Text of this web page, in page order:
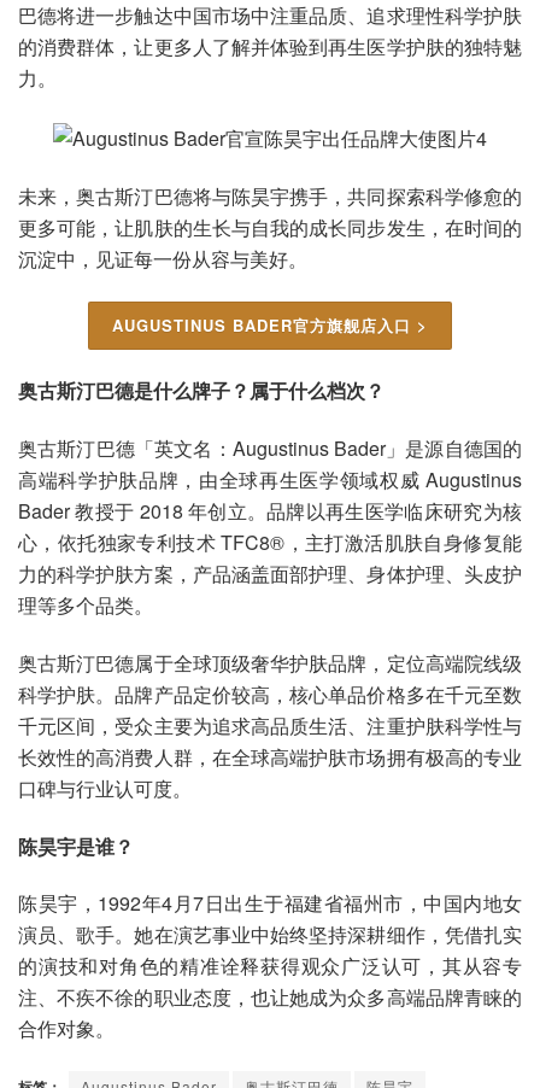
巴德将进一步触达中国市场中注重品质、追求理性科学护肤
的消费群体，让更多人了解并体验到再生医学护肤的独特魅
力。
未来，奥古斯汀巴德将与陈昊宇携手，共同探索科学修愈的
更多可能，让肌肤的生长与自我的成长同步发生，在时间的
沉淀中，见证每一份从容与美好。
AUGUSTINUS BADER官方旗舰店入口 >
奥古斯汀巴德是什么牌子？属于什么档次？
奥古斯汀巴德「英文名：Augustinus Bader」是源自德国的
高端科学护肤品牌，由全球再生医学领域权威 Augustinus
Bader 教授于 2018 年创立。品牌以再生医学临床研究为核
心，依托独家专利技术 TFC8®，主打激活肌肤自身修复能
力的科学护肤方案，产品涵盖面部护理、身体护理、头皮护
理等多个品类。
奥古斯汀巴德属于全球顶级奢华护肤品牌，定位高端院线级
科学护肤。品牌产品定价较高，核心单品价格多在千元至数
千元区间，受众主要为追求高品质生活、注重护肤科学性与
长效性的高消费人群，在全球高端护肤市场拥有极高的专业
口碑与行业认可度。
陈昊宇是谁？
陈昊宇，1992年4月7日出生于福建省福州市，中国内地女
演员、歌手。她在演艺事业中始终坚持深耕细作，凭借扎实
的演技和对角色的精准诠释获得观众广泛认可，其从容专
注、不疾不徐的职业态度，也让她成为众多高端品牌青睐的
合作对象。